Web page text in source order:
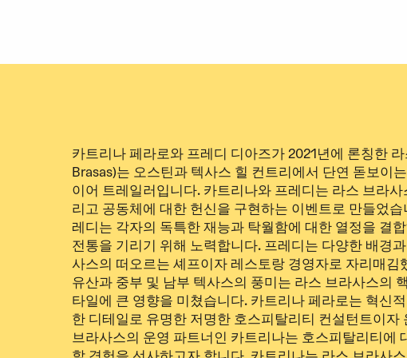
카트리나 페라로와 프레디 디아즈가 2021년에 론칭한
Brasas)는 오스틴과 텍사스 힐 컨트리에서 단연 돋보이
이어 트레일러입니다. 카트리나와 프레디는 라스 브라사
리고 공동체에 대한 헌신을 구현하는 이벤트로 만들었
레디는 각자의 독특한 재능과 탁월함에 대한 열정을 결
전통을 기리기 위해 노력합니다. 프레디는 다양한 배경
사스의 떠오르는 셰프이자 레스토랑 경영자로 자리매김
유산과 중부 및 남부 텍사스의 풍미는 라스 브라사스의
타일에 큰 영향을 미쳤습니다. 카트리나 페라로는 혁신
한 디테일로 유명한 저명한 호스피탈리티 컨설턴트이자
브라사스의 운영 파트너인 카트리나는 호스피탈리티에